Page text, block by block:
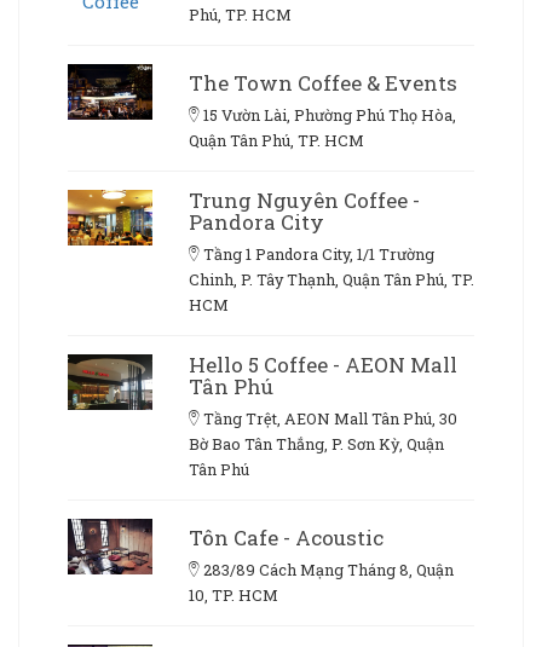
Phú, TP. HCM
The Town Coffee & Events
15 Vườn Lài, Phường Phú Thọ Hòa,
Quận Tân Phú, TP. HCM
Trung Nguyên Coffee -
Pandora City
Tầng 1 Pandora City, 1/1 Trường
Chinh, P. Tây Thạnh, Quận Tân Phú, TP.
HCM
Hello 5 Coffee - AEON Mall
Tân Phú
Tầng Trệt, AEON Mall Tân Phú, 30
Bờ Bao Tân Thắng, P. Sơn Kỳ, Quận
Tân Phú
Tôn Cafe - Acoustic
283/89 Cách Mạng Tháng 8, Quận
10, TP. HCM